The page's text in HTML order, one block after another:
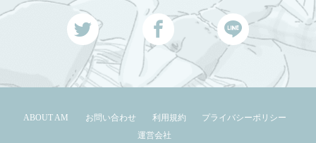
ABOUT AM お問い合わせ 利用規約
プライバシーポリシー
運営会社